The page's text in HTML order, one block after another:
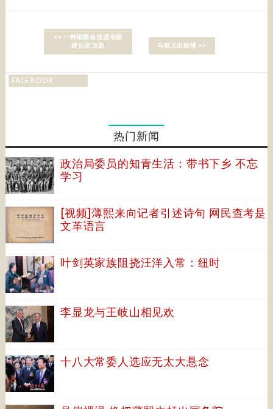
<< 一种细菌会促进动脉
硬化症加剧
马航又出险情 >>
FACEBOOK
热门新闻
政治局委员的知青生活：带书下乡 不忘
学习
[视频]薄熙来向记者引述诗句 网民查考是
文革语言
叶剑英家族阻挠汪洋入常：纽时
李显龙与王岐山相见欢
十八大常委人选应无太大悬念